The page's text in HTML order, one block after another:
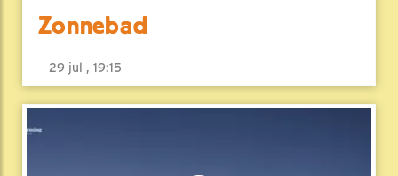
Zonnebad
29 jul , 19:15